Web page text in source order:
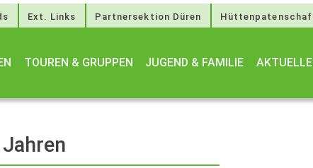
Ext. Links Partnersektion Düren
TOUREN & GRUPPEN JUGEND & FAMILIE